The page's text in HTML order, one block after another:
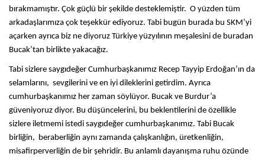
bırakmamıştır. Çok güçlü bir şekilde desteklemiştir. O yüzden tüm
arkadaşlarımıza çok teşekkür ediyoruz. Tabi bugün burada bu SKM’yi
açarken ayrıca biz ne diyoruz Türkiye yüzyılının meşalesini de buradan
Bucak’tan birlikte yakacağız.
Tabi sizlere saygıdeğer Cumhurbaşkanımız Recep Tayyip Erdoğan’ın da
selamlarını, sevgilerini ve en iyi dileklerini getirdim. Ayrıca
cumhurbaşkanımız her zaman söylüyor. Bucak ve Burdur’a
güveniyoruz diyor. Bu düşüncelerini, bu beklentilerini de özellikle
sizlere iletmemi istedi saygıdeğer cumhurbaşkanımız. Tabi Bucak
birliğin, beraberliğin aynı zamanda çalışkanlığın, üretkenliğin,
misafirperverliğin de bir şehridir. Bu anlamlı dayanışma ruhu özünde